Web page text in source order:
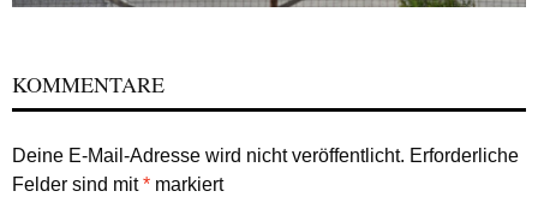
KOMMENTARE
Deine E-Mail-Adresse wird nicht veröffentlicht. Erforderliche
Felder sind mit* markiert